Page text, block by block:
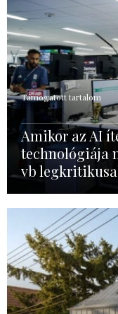
Támogatott tartalom
Amikor az AI
technológiája
vb